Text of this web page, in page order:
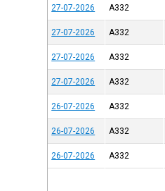
27-07-2026 A332
27-07-2026 A332
27-07-2026 A332
27-07-2026 A332
26-07-2026 A332
26-07-2026 A332
26-07-2026 A332